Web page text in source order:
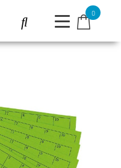
0